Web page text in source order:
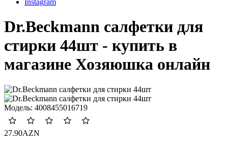
Dr.Beckmann салфетки для
стирки 44шт - купить в
магазине Хозяюшка онлайн
Модель: 4008455016719
27.90AZN